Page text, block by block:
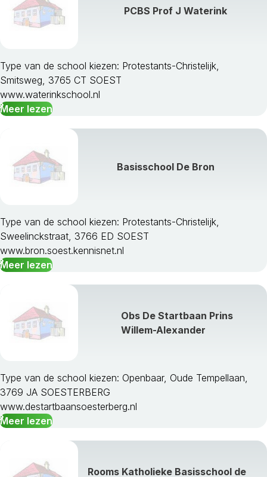
PCBS Prof J Waterink
Type van de school kiezen: Protestants-Christelijk,
Smitsweg, 3765 CT SOEST
www.waterinkschool.nl
Meer lezen
Basisschool De Bron
Type van de school kiezen: Protestants-Christelijk,
Sweelinckstraat, 3766 ED SOEST
www.bron.soest.kennisnet.nl
Meer lezen
Obs De Startbaan Prins
Willem-Alexander
Type van de school kiezen: Openbaar, Oude Tempellaan,
3769 JA SOESTERBERG
www.destartbaansoesterberg.nl
Meer lezen
Rooms Katholieke Basisschool de